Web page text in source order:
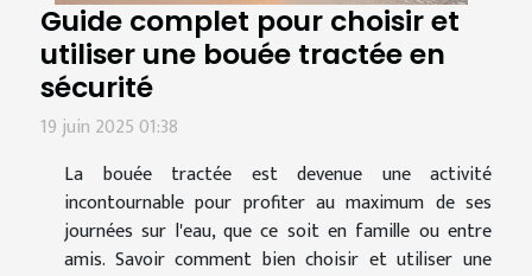
Guide complet pour choisir et
utiliser une bouée tractée en
sécurité
19 juin 2025 01:38
La bouée tractée est devenue une activité
incontournable pour profiter au maximum de ses
journées sur l'eau, que ce soit en famille ou entre
amis. Savoir comment bien choisir et utiliser une